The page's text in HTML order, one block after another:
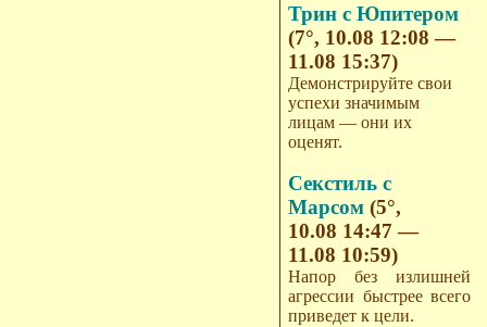
Трин с Юпитером
(7°, 10.08 12:08 —
11.08 15:37)
Демонстрируйте свои
успехи значимым
лицам — они их
оценят.
Секстиль с
Марсом(5°,
10.08 14:47 —
11.08 10:59)
Напор без излишней
агрессии быстрее всего
приведет к цели.